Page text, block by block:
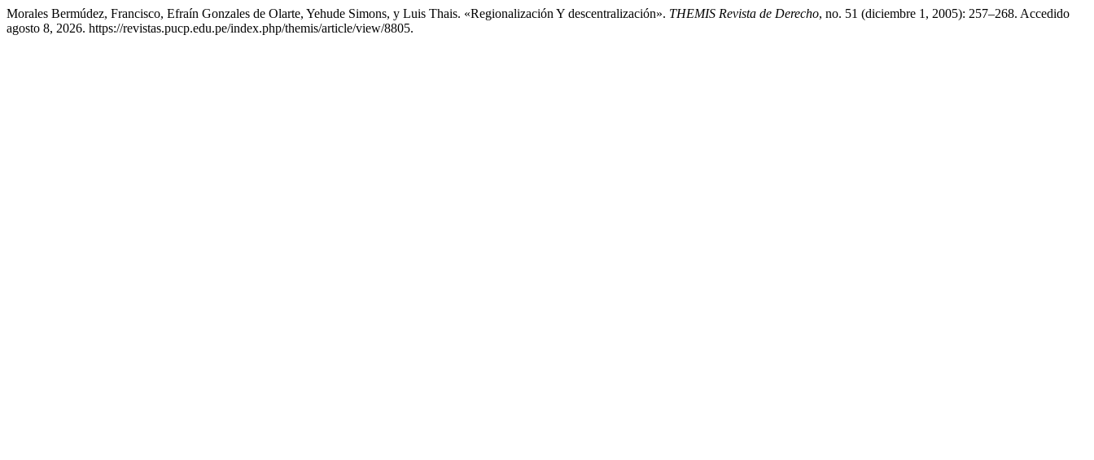
Morales Bermúdez, Francisco, Efraín Gonzales de Olarte, Yehude Simons, y Luis Thais. «Regionalización Y descentralización». THEMIS Revista de Derecho, no. 51 (diciembre 1, 2005): 257–268. Accedido
agosto 8, 2026. https://revistas.pucp.edu.pe/index.php/themis/article/view/8805.